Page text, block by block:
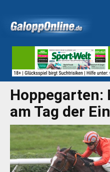
Hoppegarten:
am Tag der